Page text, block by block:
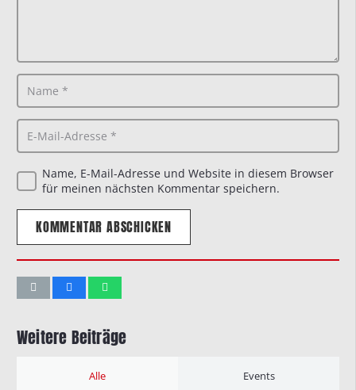
Name, E-Mail-Adresse und Website in diesem Browser
für meinen nächsten Kommentar speichern.
KOMMENTAR ABSCHICKEN
Weitere Beiträge
Alle Events